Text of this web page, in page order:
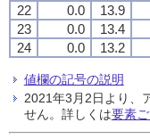
22
0.0 13.9
23
0.0 13.4
24
0.0 13.2
値欄の記号の説明
2021年3月2日より、
せん。詳しくは要素